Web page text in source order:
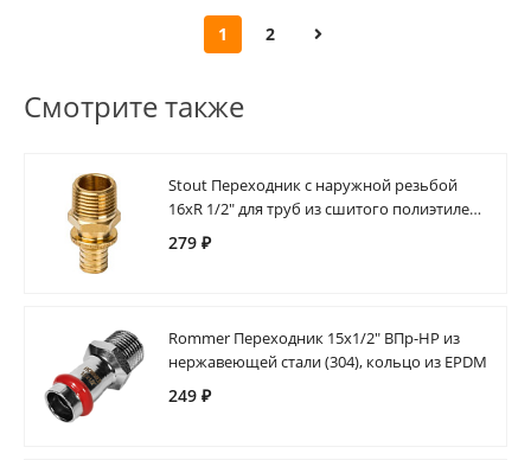
1 2
Смотрите также
Stout Переходник с наружной резьбой
16xR 1/2" для труб из сшитого полиэтилена
аксиальный
279 ₽
Rommer Переходник 15х1/2" ВПр-НР из
нержавеющей стали (304), кольцо из EPDM
249 ₽